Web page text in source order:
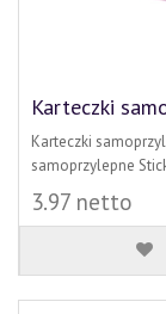
Karteczki
Karteczki
samoprzylepne
3.97 netto